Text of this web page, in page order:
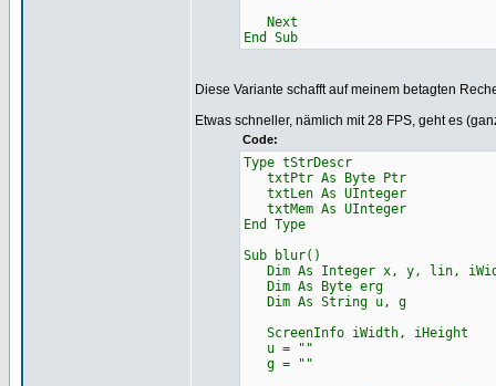
Next
End Sub
Diese Variante schafft auf meinem betagten
Etwas schneller, nämlich mit 28 FPS, geht es
Code:
Type tStrDescr
txtPtr As Byte Ptr
txtLen As UInteger
txtMem As UInteger
End Type
Sub blur()
Dim As Integer x, y, lin,
Dim As Byte erg
Dim As String u, g
ScreenInfo iWidth, iHeight
u = ""
g = ""